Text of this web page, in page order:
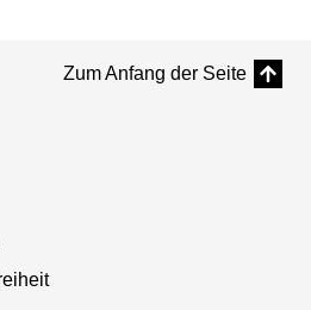
Zum Anfang der Seite